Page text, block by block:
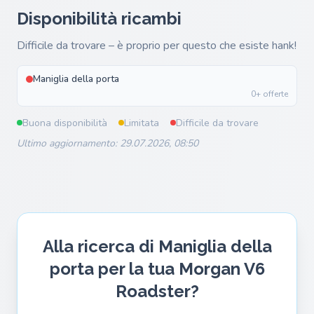
Disponibilità ricambi
Difficile da trovare – è proprio per questo che esiste hank!
Maniglia della porta
0+ offerte
Buona disponibilità Limitata
Difficile da trovare
Ultimo aggiornamento: 29.07.2026, 08:50
Alla ricerca di Maniglia della
porta per la tua Morgan V6
Roadster?